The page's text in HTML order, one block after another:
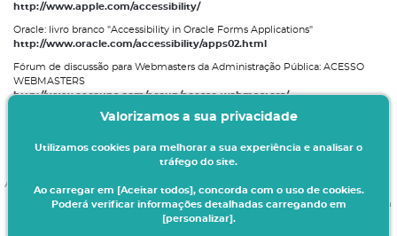
http://www.apple.com/accessibility/
Oracle: livro branco "Accessibility in Oracle Forms Applications"
http://www.oracle.com/accessibility/apps02.html
Fórum de discussão para Webmasters da Administração Pública: ACESSO
WEBMASTERS
http://www.egroups.com/group/acesso-webmasters/
Web@x - Benchmarking da Acessibilidade Web da AP Portuguesa
Acessibilidade da Aplicação
Se tiver alguma questão a nivel da acessibilidade do nosso portal envie-nos um
Valorizamos a sua privacidade
Utilizamos cookies para melhorar a sua experiência e analisar o
tráfego do site.
Ao carregar em [Aceitar todos], concorda com o uso de cookies.
Poderá verificar informações detalhadas carregando em
[personalizar].